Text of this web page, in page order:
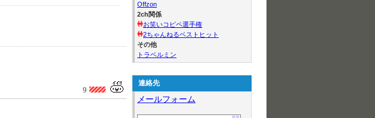
9
Offzon
2ch関係
お笑いコピペ選手権
2ちゃんねるベストヒット
その他
トラベルミン
連絡先
メールフォーム